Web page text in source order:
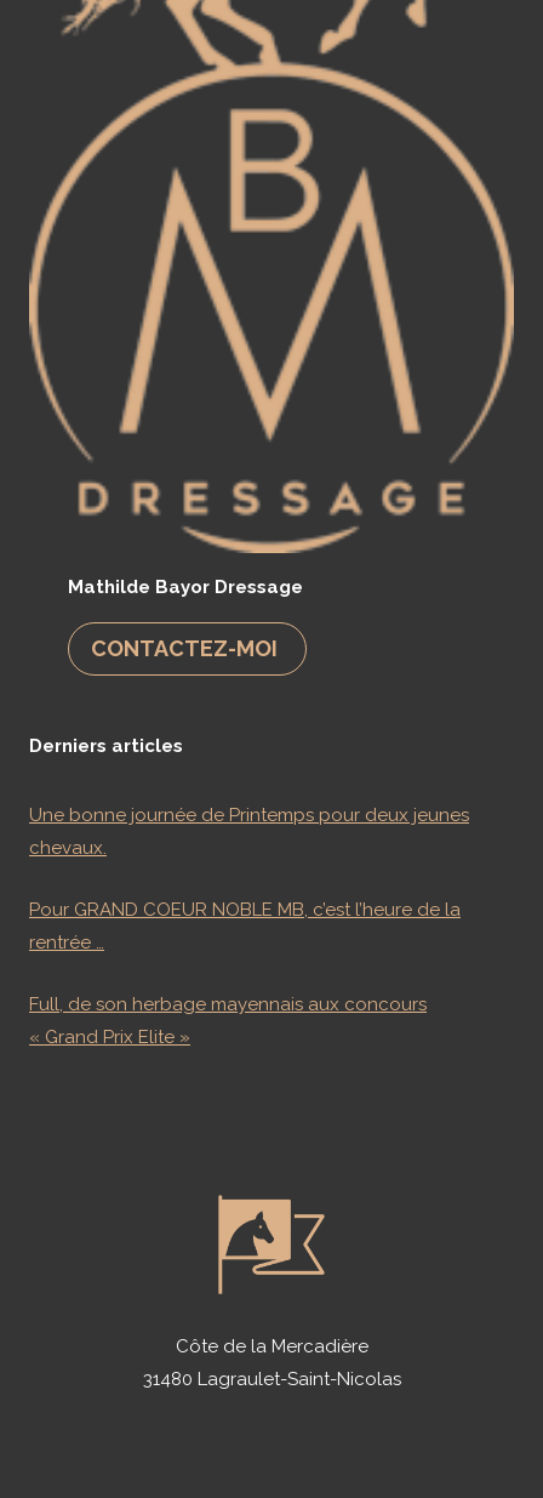
Mathilde Bayor Dressage
CONTACTEZ-MOI
Derniers articles
Une bonne journée de Printemps pour deux jeunes
chevaux.
Pour GRAND COEUR NOBLE MB, c’est l’heure de la
rentrée …
Full, de son herbage mayennais aux concours
« Grand Prix Elite »
Côte de la Mercadière
31480 Lagraulet-Saint-Nicolas